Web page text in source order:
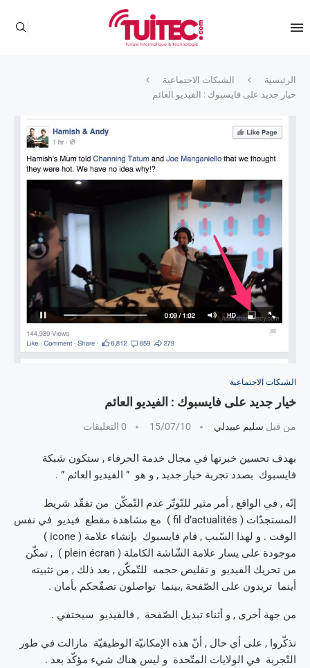
الرئيسية
الشبكات الاجتماعية
خيار جديد على فايسبوك : الفيديو العائم
الشبكات الاجتماعية
خيار جديد على فايسبوك : الفيديو العائم
من قبل سليم عبيدلي 15/07/10 0 التعليقات
بهدف تحسين خبرتها في مجال خدمة الحرفاء , ستكون شبكة
فايسبوك بصدد تجربة خيار جديد , و هو ” الفيديو العائم ” .
إنّه , في الواقع , أمر مثير للتّوتّر عدم التّمكّن من تفقّد شريط
المستجدّات ( fil d’actualités ) مع مشاهدة مقطع فيديو في نفس
الوقت . و لهذا السّبب , قام فايسبوك بإنشاء علامة ( icone )
موجودة على يسار علامة الشّاشة الكاملة ( plein écran ) , تمكّن
من تحريك الفيديو و تقليص حجمه للتّمكّن , بعد ذلك , من تثبيته
أينما تريدون على الصّفحة ,بينما تواصلون تصفّحكم بأمان .
من جهة أخرى , و أثناء تبديل الصّفحة , فالفيديو سيختفي .
تذكّروا , على أي حال , أنّ هذه الإمكانيّة الوظيفيّة مازالت في طور
التّجربة في الولايات المتّحدة و ليس هناك شيء مؤكّد بعد .